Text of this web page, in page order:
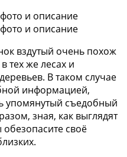
вздутый очень похож
тех же лесах и
В таком случае
информацией,
упомянутый съедобный
зная, как выглядят
своё